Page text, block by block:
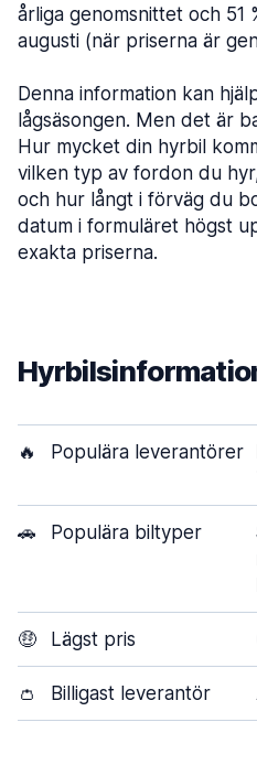
årliga genomsnittet och 51
augusti (när priserna är
Denna information kan
lågsäsongen. Men det är
Hur mycket din hyrbil
vilken typ av fordon du
och hur långt i förväg du
datum i formuläret högst
exakta priserna.
🔥 Populära leverantörer
🚗 Populära biltyper
🤑 Lägst pris
👛 Billigast leverantör